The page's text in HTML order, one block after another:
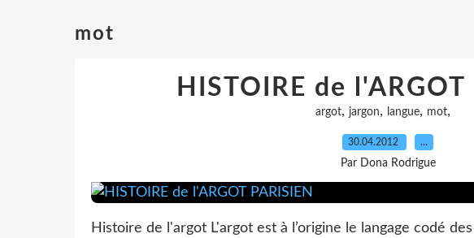
mot
HISTOIRE de l'ARGOT
argot, jargon, langue, mot,
30.04.2012 …
Par Dona Rodrigue
Histoire de l'argot L'argot est à l’origine le langage codé